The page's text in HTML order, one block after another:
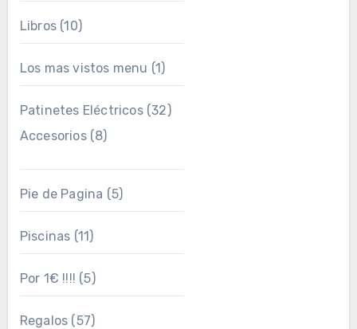
Libros(10)
Los mas vistos menu (1)
Patinetes Eléctricos(32)
Accesorios(8)
Pie de Pagina (5)
Piscinas (11)
Por 1€ !!!! (5)
Regalos (57)